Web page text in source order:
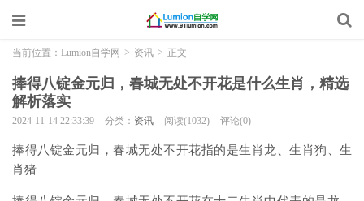
当前位置： Lumion自学网 > 资讯 > 正文
捧得八锭金元归，春城无处不开花是什么生肖，精选
解析落实
2024-11-14 22:33:39 分类： 资讯 阅读(1032) 评论(0)
捧得八锭金元归，春城无处不开花指的是生肖龙、生肖狗、生
肖猪